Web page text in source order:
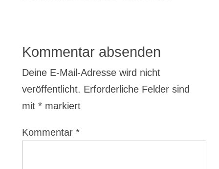
Kommentar absenden
Deine E-Mail-Adresse wird nicht
veröffentlicht. Erforderliche Felder sind
mit *markiert
Kommentar *